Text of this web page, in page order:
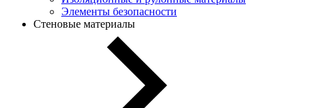
Элементы безопасности
Стеновые материалы